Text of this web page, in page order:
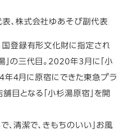
、株式会社ゆあそび副代表
国登録有形文化財に指定され
」の三代目。2020年3月に「小
年4月に原宿にできた東急プラ
舗目となる「小杉湯原宿」を開
、清潔で、きもちのいい」お風